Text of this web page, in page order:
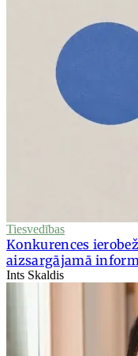
Tiesvedības
Konkurences
aizsargājamā
Ints Skaldis